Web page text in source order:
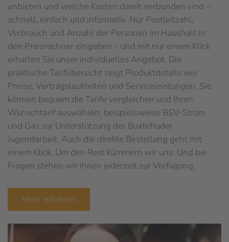
anbieten und welche Kosten damit verbunden sind –
schnell, einfach und informativ. Nur Postleitzahl,
Verbrauch und Anzahl der Personen im Haushalt in
den Preisrechner eingeben – und mit nur einem Klick
erhalten Sie unser individuelles Angebot. Die
praktische Tarifübersicht zeigt Produktdetails wie
Preise, Vertragslaufzeiten und Serviceleistungen. Sie
können bequem die Tarife vergleichen und Ihren
Wunschtarif auswählen, beispielsweise BSV-Strom
und Gas zur Unterstützung der Buxtehuder
Jugendarbeit. Auch die direkte Bestellung geht mit
einem Klick. Um den Rest kümmern wir uns. Und bei
Fragen stehen wir Ihnen jederzeit zur Verfügung.
Mehr erfahren